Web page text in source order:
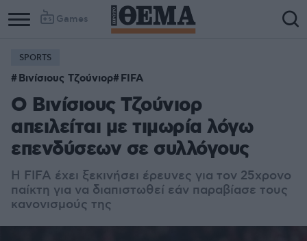
Games
SPORTS
Βινίσιους Τζούνιορ FIFA
Ο Βινίσιους Τζούνιορ
απειλείται με τιμωρία λόγω
επενδύσεων σε συλλόγους
H FIFA έχει ξεκινήσει έρευνες για τον 25χρονο
παίκτη για να διαπιστωθεί εάν παραβίασε τους
κανονισμούς της